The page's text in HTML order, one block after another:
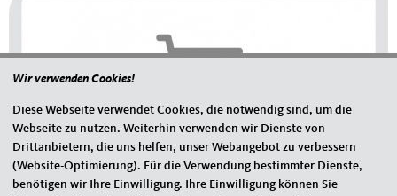
Wir verwenden Cookies!
Diese Webseite verwendet Cookies, die notwendig sind, um die
Webseite zu nutzen. Weiterhin verwenden wir Dienste von
Drittanbietern, die uns helfen, unser Webangebot zu verbessern
(Website-Optimierung). Für die Verwendung bestimmter Dienste,
benötigen wir Ihre Einwilligung. Ihre Einwilligung können Sie